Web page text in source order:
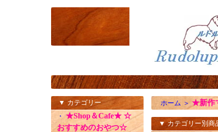
▼ カテゴリー
・ ★Shop＆Cafe★ ☆
おすすめのおやつ☆
ホーム ＞★新作
▼ カテゴリー別商